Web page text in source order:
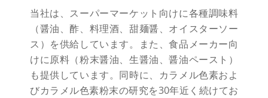
当社は、スーパーマーケット向けに各種調味料
（醤油、酢、料理酒、甜麺醤、オイスターソー
ス）を供給しています。また、食品メーカー向
けに原料（粉末醤油、生醤油、醤油ペースト）
も提供しています。同時に、カラメル色素およ
びカラメル色素粉末の研究を30年近く続けてお